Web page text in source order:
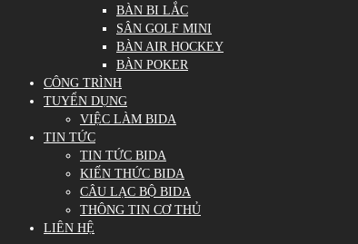
BÀN BI LẮC
SÂN GOLF MINI
BÀN AIR HOCKEY
BÀN POKER
CÔNG TRÌNH
TUYỂN DỤNG
VIỆC LÀM BIDA
TIN TỨC
TIN TỨC BIDA
KIẾN THỨC BIDA
CÂU LẠC BỘ BIDA
THÔNG TIN CƠ THỦ
LIÊN HỆ